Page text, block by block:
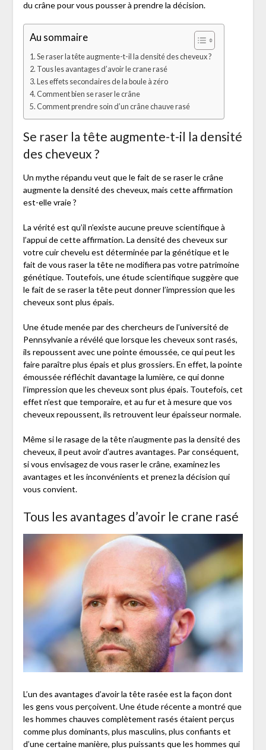
du crâne pour vous pousser à prendre la décision.
Au sommaire
Se raser la tête augmente-t-il la densité des cheveux ?
Tous les avantages d’avoir le crane rasé
Les effets secondaires de la boule à zéro
Comment bien se raser le crâne
Comment prendre soin d’un crâne chauve rasé
Se raser la tête augmente-t-il la densité
des cheveux ?
Un mythe répandu veut que le fait de se raser le crâne
augmente la densité des cheveux, mais cette affirmation
est-elle vraie ?
La vérité est qu’il n’existe aucune preuve scientifique à
l’appui de cette affirmation. La densité des cheveux sur
votre cuir chevelu est déterminée par la génétique et le
fait de vous raser la tête ne modifiera pas votre patrimoine
génétique. Toutefois, une étude scientifique suggère que
le fait de se raser la tête peut donner l’impression que les
cheveux sont plus épais.
Une étude menée par des chercheurs de l’université de
Pennsylvanie a révélé que lorsque les cheveux sont rasés,
ils repoussent avec une pointe émoussée, ce qui peut les
faire paraître plus épais et plus grossiers. En effet, la pointe
émoussée réfléchit davantage la lumière, ce qui donne
l’impression que les cheveux sont plus épais. Toutefois, cet
effet n’est que temporaire, et au fur et à mesure que vos
cheveux repoussent, ils retrouvent leur épaisseur normale.
Même si le rasage de la tête n’augmente pas la densité des
cheveux, il peut avoir d’autres avantages. Par conséquent,
si vous envisagez de vous raser le crâne, examinez les
avantages et les inconvénients et prenez la décision qui
vous convient.
Tous les avantages d’avoir le crane rasé
L’un des avantages d’avoir la tête rasée est la façon dont
les gens vous perçoivent. Une étude récente a montré que
les hommes chauves complètement rasés étaient perçus
comme plus dominants, plus masculins, plus confiants et
d’une certaine manière, plus puissants que les hommes qui